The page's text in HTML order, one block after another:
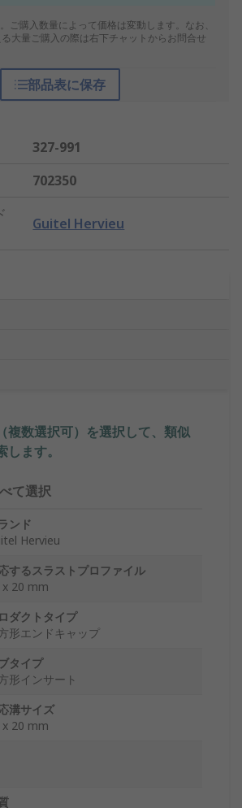
ご購入数量によって価格は変動します。なお、
大量ご購入の際は右下チャットからお問合せ
部品表に保存
327-991
702350
Guitel Hervieu
複数選択可）を選択して、類似
ます。
て選択
ンド
Hervieu
するスラストプロファイル
x 20 mm
ダクトタイプ
形エンドキャップ
タイプ
形インサート
溝サイズ
x 20 mm